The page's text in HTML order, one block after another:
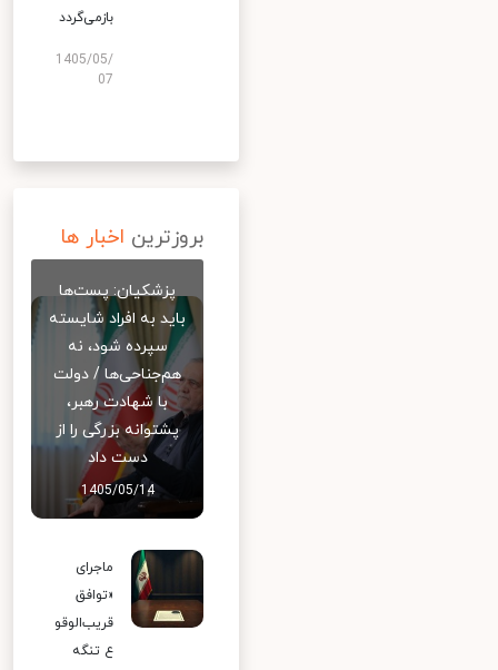
بازمی‌گردد
1405/05/
07
بروزترین اخبار ها
پزشکیان: پست‌ها
باید به افراد شایسته
سپرده شود، نه
هم‌جناحی‌ها / دولت
با شهادت رهبر،
پشتوانه بزرگی را از
دست داد
1405/05/14
ماجرای
«توافق
قریب‌الوقو
ع تنگه